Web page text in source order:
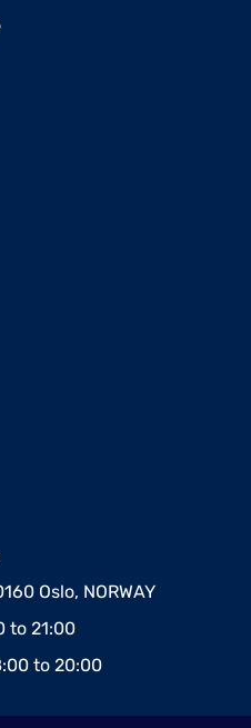
Oslo, NORWAY
to 21:00
to 20:00